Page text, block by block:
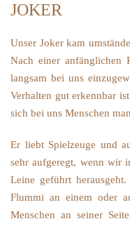
JOKER
Unser Joker kam
Nach einer anfänglichen
langsam bei uns
Verhalten gut erkennbar
sich bei uns Menschen
Er liebt Spielzeuge und
sehr aufgeregt, wenn wir
Leine geführt
Flummi an einem oder
Menschen an seiner